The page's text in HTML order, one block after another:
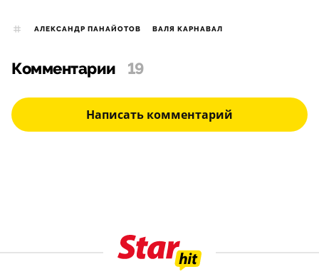
АЛЕКСАНДР ПАНАЙОТОВ ВАЛЯ КАРНАВАЛ
Комментарии 19
Написать комментарий